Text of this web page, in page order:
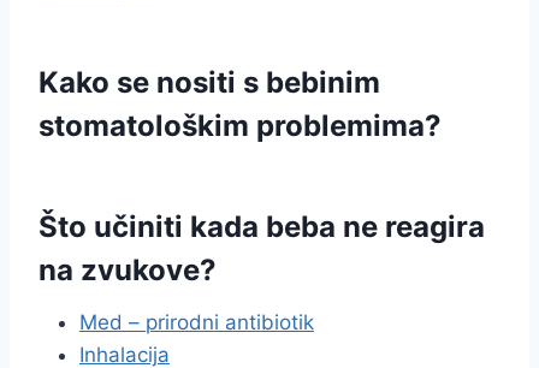
Kako se nositi s bebinim
stomatološkim problemima?
Što učiniti kada beba ne reagira
na zvukove?
Med – prirodni antibiotik
Inhalacija